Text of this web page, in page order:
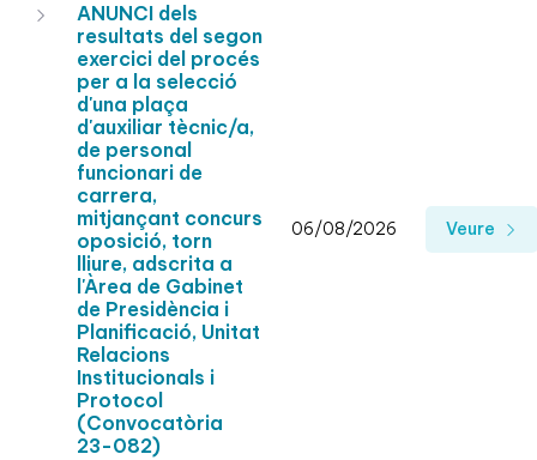
ANUNCI dels
resultats del segon
exercici del procés
per a la selecció
d'una plaça
d'auxiliar tècnic/a,
de personal
funcionari de
carrera,
mitjançant concurs
oposició, torn
lliure, adscrita a
l'Àrea de Gabinet
de Presidència i
Planificació, Unitat
Relacions
Institucionals i
Protocol
(Convocatòria
23-082)
06/08/2026 Veure